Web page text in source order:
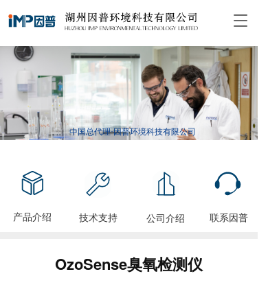
T
g
g
l
e
a
v
i
t
o
n
中国总代理·因普环境科技有限公司
产品介绍 技术支持 公司介绍 联系因普
OzoSense臭氧检测仪